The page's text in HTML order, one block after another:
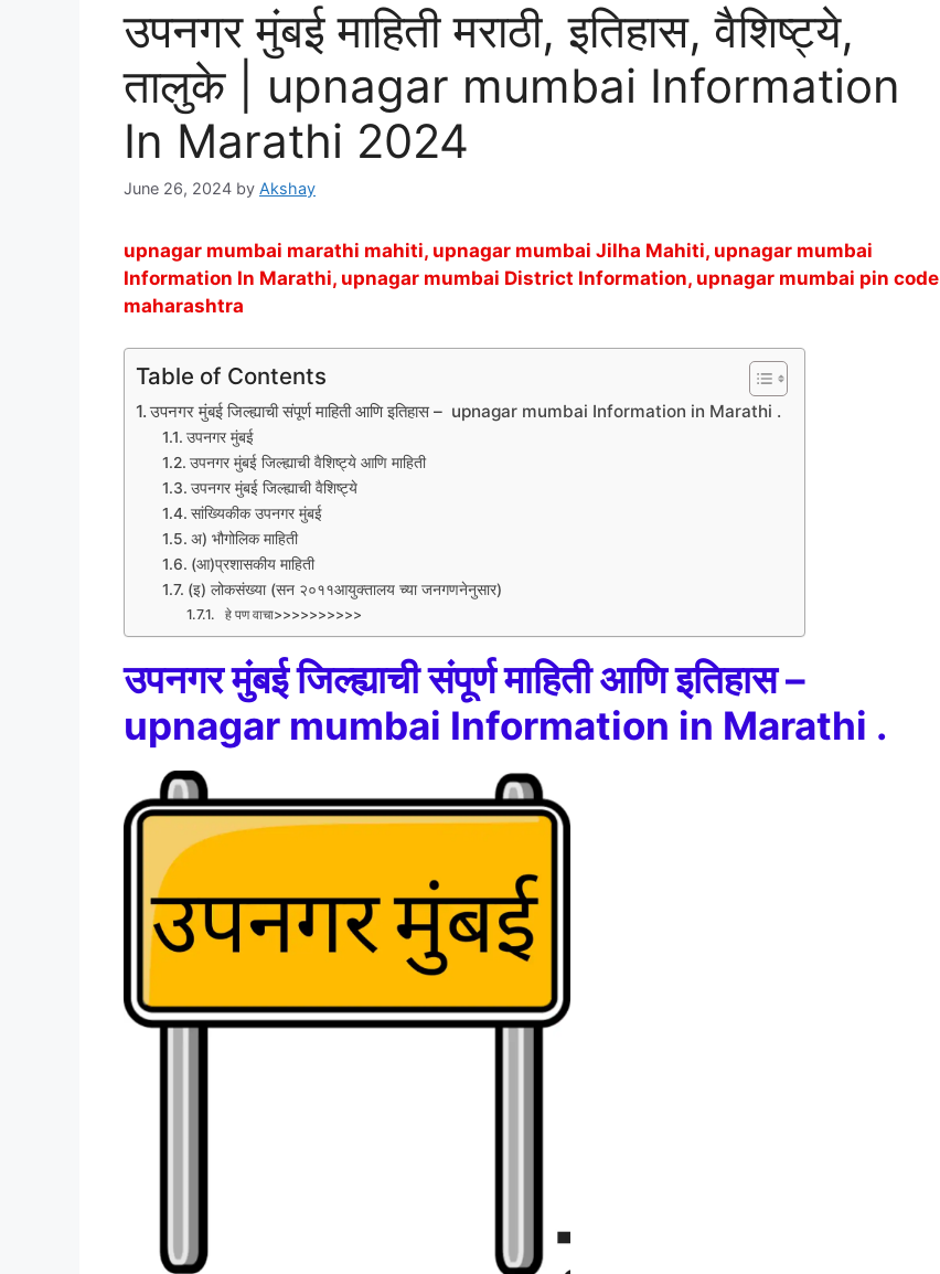
उपनगर मुंबई माहिती मराठी, इतिहास, वैशिष्ट्ये,
तालुके | upnagar mumbai Information
In Marathi 2024
June 26, 2024 by Akshay
upnagar mumbai marathi mahiti, upnagar mumbai Jilha Mahiti, upnagar mumbai
Information In Marathi, upnagar mumbai District Information, upnagar mumbai pin code
maharashtra
Table of Contents
उपनगर मुंबई जिल्ह्याची संपूर्ण माहिती आणि इतिहास – upnagar mumbai Information in Marathi .
उपनगर मुंबई
उपनगर मुंबई जिल्ह्याची वैशिष्ट्ये आणि माहिती
उपनगर मुंबई जिल्ह्याची वैशिष्ट्ये
सांख्यिकीक उपनगर मुंबई
अ) भौगोलिक माहिती
(आ)प्रशासकीय माहिती
(इ) लोकसंख्या (सन २०११आयुक्तालय च्या जनगणनेनुसार)
हे पण वाचा>>>>>>>>>>
उपनगर मुंबई जिल्ह्याची संपूर्ण माहिती आणि इतिहास –
upnagar mumbai Information in Marathi .